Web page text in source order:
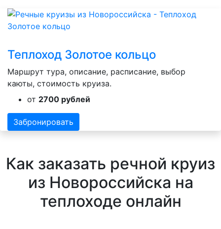
Теплоход Золотое кольцо
Маршрут тура, описание, расписание, выбор
каюты, стоимость круиза.
от 2700 рублей
Забронировать
Как заказать речной круиз
из Новороссийска на
теплоходе онлайн